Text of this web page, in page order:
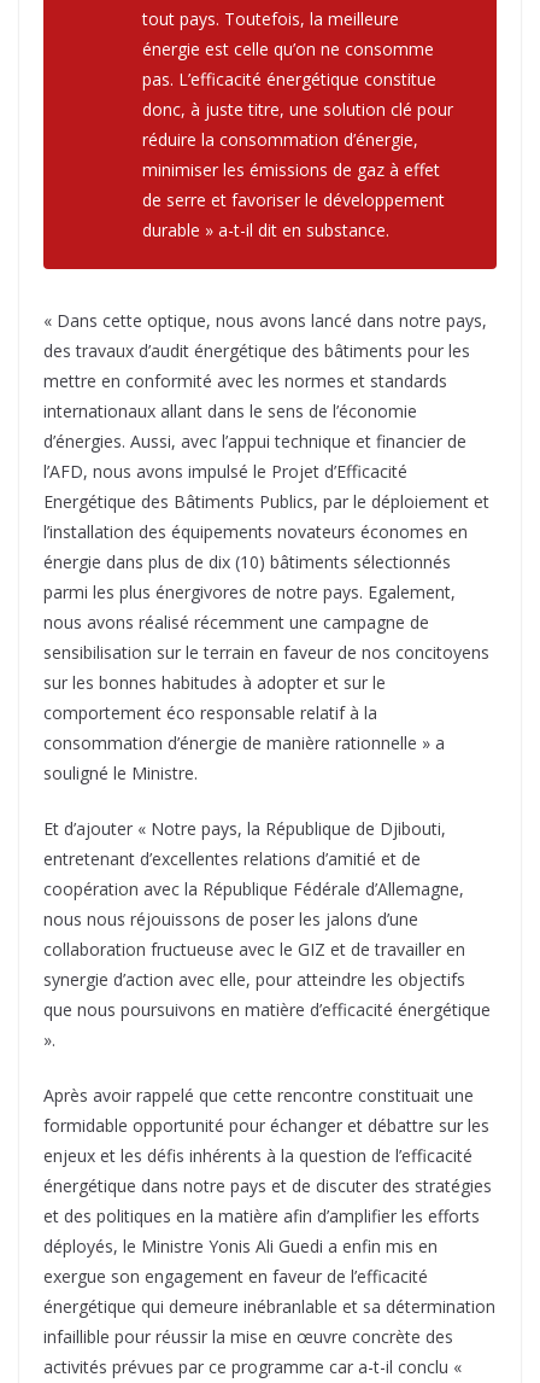
tout pays. Toutefois, la meilleure
énergie est celle qu’on ne consomme
pas. L’efficacité énergétique constitue
donc, à juste titre, une solution clé pour
réduire la consommation d’énergie,
minimiser les émissions de gaz à effet
de serre et favoriser le développement
durable » a-t-il dit en substance.
« Dans cette optique, nous avons lancé dans notre pays,
des travaux d’audit énergétique des bâtiments pour les
mettre en conformité avec les normes et standards
internationaux allant dans le sens de l’économie
d’énergies. Aussi, avec l’appui technique et financier de
l’AFD, nous avons impulsé le Projet d’Efficacité
Energétique des Bâtiments Publics, par le déploiement et
l’installation des équipements novateurs économes en
énergie dans plus de dix (10) bâtiments sélectionnés
parmi les plus énergivores de notre pays. Egalement,
nous avons réalisé récemment une campagne de
sensibilisation sur le terrain en faveur de nos concitoyens
sur les bonnes habitudes à adopter et sur le
comportement éco responsable relatif à la
consommation d’énergie de manière rationnelle » a
souligné le Ministre.
Et d’ajouter « Notre pays, la République de Djibouti,
entretenant d’excellentes relations d’amitié et de
coopération avec la République Fédérale d’Allemagne,
nous nous réjouissons de poser les jalons d’une
collaboration fructueuse avec le GIZ et de travailler en
synergie d’action avec elle, pour atteindre les objectifs
que nous poursuivons en matière d’efficacité énergétique
».
Après avoir rappelé que cette rencontre constituait une
formidable opportunité pour échanger et débattre sur les
enjeux et les défis inhérents à la question de l’efficacité
énergétique dans notre pays et de discuter des stratégies
et des politiques en la matière afin d’amplifier les efforts
déployés, le Ministre Yonis Ali Guedi a enfin mis en
exergue son engagement en faveur de l’efficacité
énergétique qui demeure inébranlable et sa détermination
infaillible pour réussir la mise en œuvre concrète des
activités prévues par ce programme car a-t-il conclu «